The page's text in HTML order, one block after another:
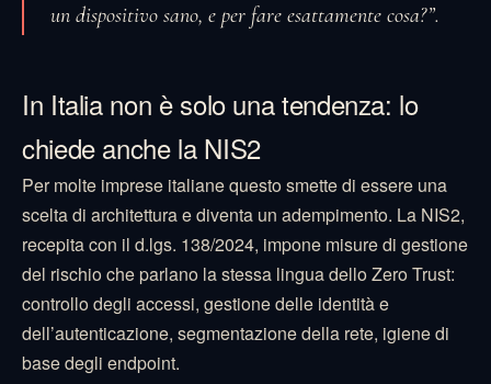
un dispositivo sano, e per fare esattamente cosa?”.
In Italia non è solo una tendenza: lo
chiede anche la NIS2
Per molte imprese italiane questo smette di essere una
scelta di architettura e diventa un adempimento. La NIS2,
recepita con il d.lgs. 138/2024, impone misure di gestione
del rischio che parlano la stessa lingua dello Zero Trust:
controllo degli accessi, gestione delle identità e
dell’autenticazione, segmentazione della rete, igiene di
base degli endpoint.